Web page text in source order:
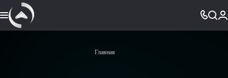
Главная